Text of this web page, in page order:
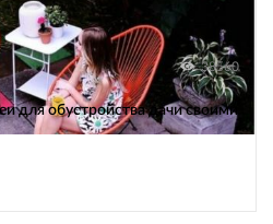
38560
для обустройства дачи своими